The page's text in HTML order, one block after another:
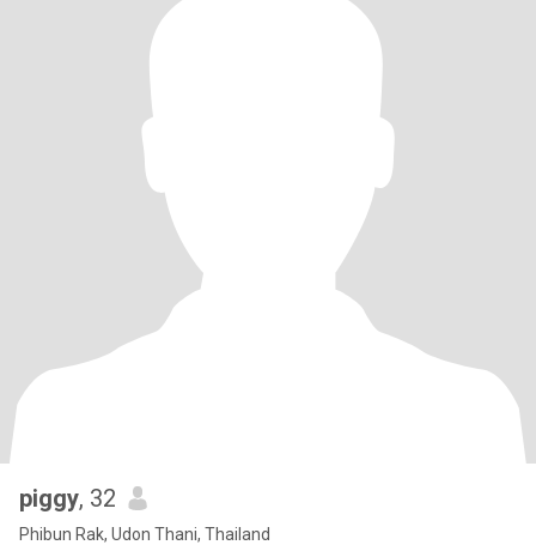
piggy, 32
Phibun Rak, Udon Thani, Thailand